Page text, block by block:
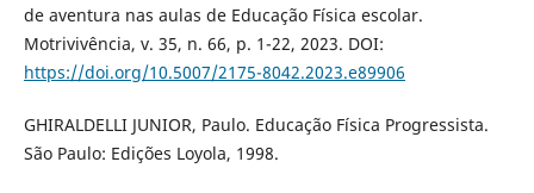
de aventura nas aulas de Educação Física escolar.
Motrivivência, v. 35, n. 66, p. 1-22, 2023. DOI:
https://doi.org/10.5007/2175-8042.2023.e89906
GHIRALDELLI JUNIOR, Paulo. Educação Física Progressista.
São Paulo: Edições Loyola, 1998.